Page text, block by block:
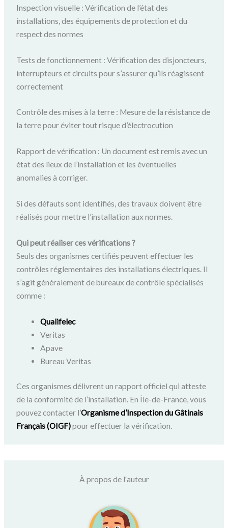
Inspection visuelle : Vérification de l’état des
installations, des équipements de protection et du
respect des normes
Tests de fonctionnement : Vérification des disjoncteurs,
interrupteurs et circuits pour s’assurer qu’ils réagissent
correctement
Contrôle des mises à la terre : Mesure de la résistance de
la terre pour éviter tout risque d’électrocution
Rapport de vérification : Un document est remis avec un
état des lieux de l’installation et les éventuelles
anomalies à corriger.
Si des défauts sont identifiés, des travaux doivent être
réalisés pour mettre l’installation aux normes.
Qui peut réaliser ces vérifications ?
Seuls des organismes certifiés peuvent effectuer les
contrôles réglementaires des installations électriques. Il
s’agit généralement de bureaux de contrôle spécialisés
comme :
Qualifelec
Veritas
Apave
Bureau Veritas
Ces organismes délivrent un rapport officiel qui atteste
de la conformité de l’installation. En Île-de-France, vous
pouvez contacter l’Organisme d’Inspection du Gâtinais
Français (OIGF)pour effectuer la vérification.
À propos de l'auteur